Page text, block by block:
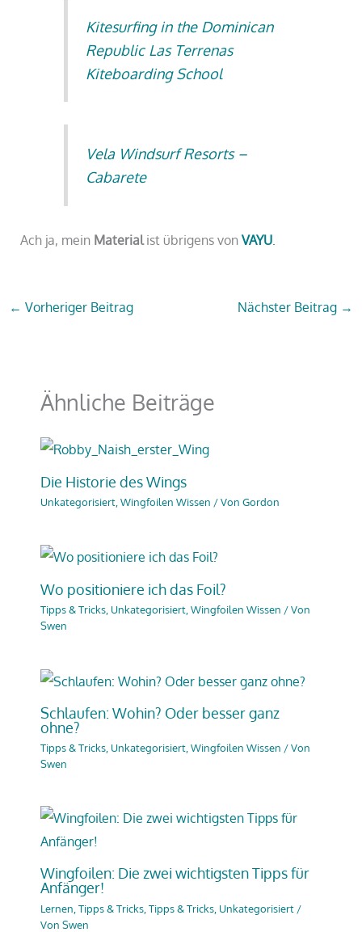
Kitesurfing in the Dominican
Republic Las Terrenas
Kiteboarding School
Vela Windsurf Resorts –
Cabarete
Ach ja, mein Materialist übrigens vonVAYU
← Vorheriger Beitrag Nächster Beitrag →
Ähnliche Beiträge
Die Historie des Wings
Unkategorisiert, Wingfoilen Wissen / Von Gordon
Wo positioniere ich das Foil?
Tipps & Tricks, Unkategorisiert,Wingfoilen Wissen / Von
Swen
Schlaufen: Wohin? Oder besser ganz
ohne?
Tipps & Tricks, Unkategorisiert,Wingfoilen Wissen / Von
Swen
Wingfoilen: Die zwei wichtigsten Tipps für
Anfänger!
Lernen, Tipps & Tricks, Tipps & Tricks, Unkategorisiert/
Von Swen